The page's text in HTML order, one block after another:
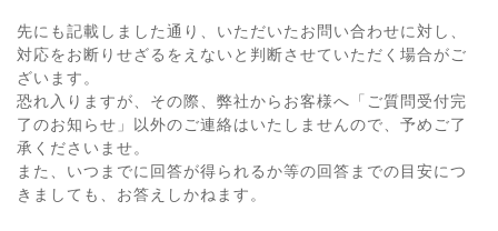
先にも記載しました通り、いただいたお問い合わせに対し、
対応をお断りせざるをえないと判断させていただく場合がご
ざいます。
恐れ入りますが、その際、弊社からお客様へ「ご質問受付完
了のお知らせ」以外のご連絡はいたしませんので、予めご了
承くださいませ。
また、いつまでに回答が得られるか等の回答までの目安につ
きましても、お答えしかねます。